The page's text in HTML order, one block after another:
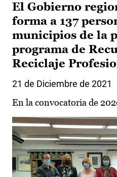
El Gobierno
forma a 137
municipios de la
programa de
Reciclaje
21 de Diciembre de 2021
En la convocatoria de